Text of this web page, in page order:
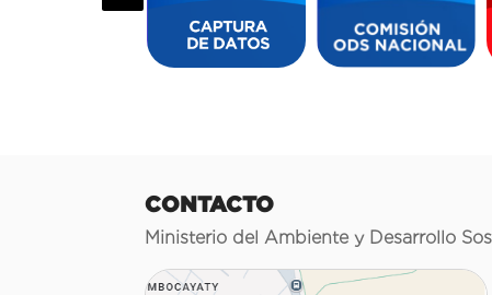
CONTACTO
Ministerio del Ambiente y Desarrollo